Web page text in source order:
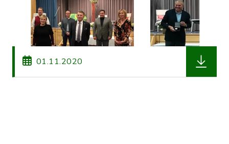
01.11.2020